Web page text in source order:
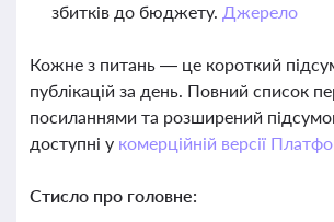
збитків до бюджету. Джерело
Кожне з питань — це короткий
публікацій за день. Повний список
посиланнями та розширений
доступні у комерційній версії
Стисло про головне: